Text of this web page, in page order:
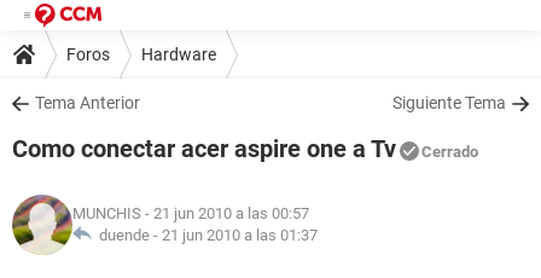
Foros Hardware
Tema Anterior Siguiente Tema
Como conectar acer aspire one a Tv Cerrado
MUNCHIS - 21 jun 2010 a las 00:57
duende - 21 jun 2010 a las 01:37